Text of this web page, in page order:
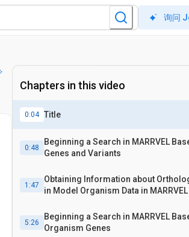
询问
Chapters in this video
0:04 Title
0:48
Beginning a Search in MARRVEL
Genes and Variants
1:47
Obtaining Information about
in Model Organism Data in MARRVEL
5:26
Beginning a Search in MARRVEL
Organism Genes